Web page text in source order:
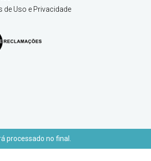
de Uso e Privacidade
processado no final.